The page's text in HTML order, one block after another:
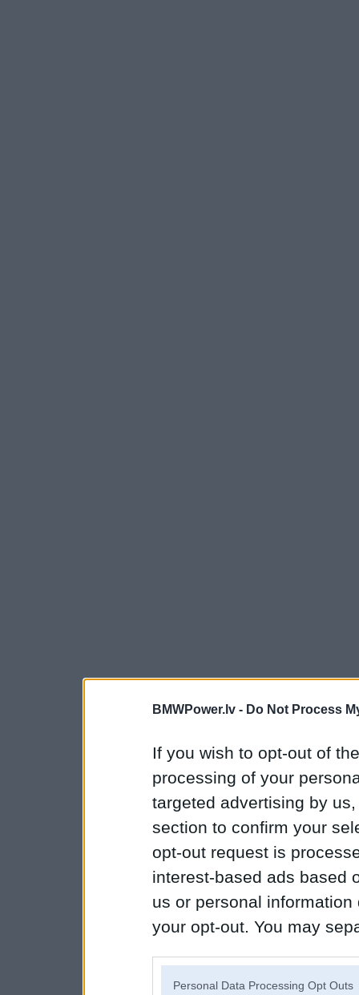
BMWPower.lv - Do Not Process
If you wish to opt-out of
processing of your
targeted advertising by
section to confirm your
opt-out request is
interest-based ads based
us or personal
your opt-out. You may
Personal Data Processing Opt Outs